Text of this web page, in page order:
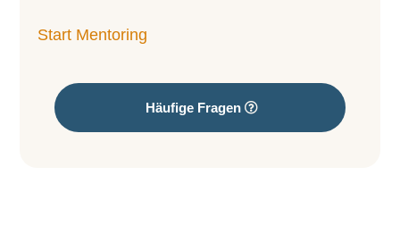
Start Mentoring
Häufige Fragen